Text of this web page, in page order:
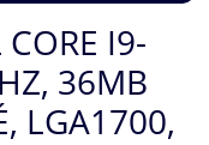
CORE I9-
36MB
LGA1700,